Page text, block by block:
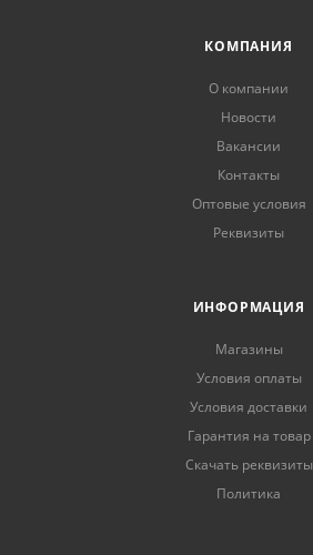
КОМПАНИЯ
О компании
Новости
Вакансии
Контакты
Оптовые условия
Реквизиты
ИНФОРМАЦИЯ
Магазины
Условия оплаты
Условия доставки
Гарантия на товар
Скачать реквизиты
Политика